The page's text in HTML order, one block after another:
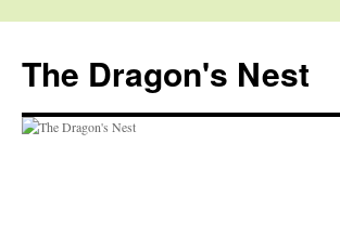
The Dragon's Nest